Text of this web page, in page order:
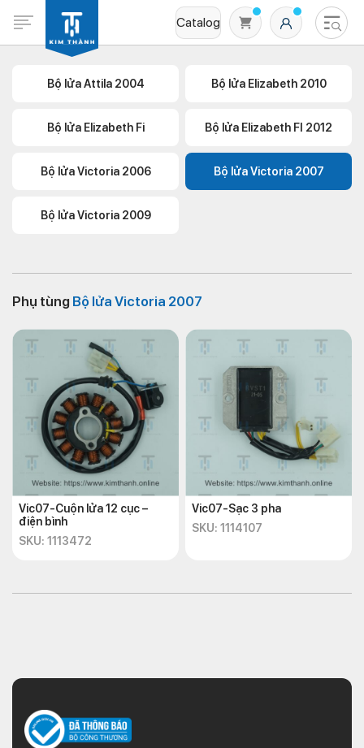
Catalog
Không có sản phẩm nào trong giỏ hàng
Bộ lửa Attila 2004 Bộ lửa Elizabeth 2010
Bộ lửa Elizabeth Fi Bộ lửa Elizabeth FI 2012
Bộ lửa Victoria 2006 Bộ lửa Victoria 2007
Bộ lửa Victoria 2009
Phụ tùng Bộ lửa Victoria 2007
Vic07-Cuộn lửa 12 cục –
điện bình
SKU: 1113472
Vic07-Sạc 3 pha
SKU: 1114107